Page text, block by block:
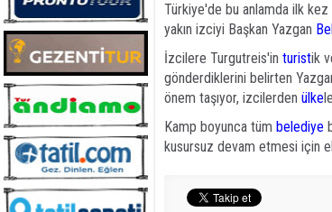
Türkiye'de bu anlamda ilk kez
yakın izciyi Başkan Yazgan
İzcilere Turgutreis'in turistik
gönderdiklerini belirten
önem taşıyor, izcilerden ülke
Kamp boyunca tüm belediye
kusursuz devam etmesi için